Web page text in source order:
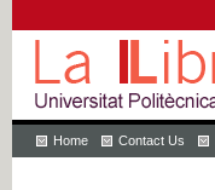
Home Contact Us